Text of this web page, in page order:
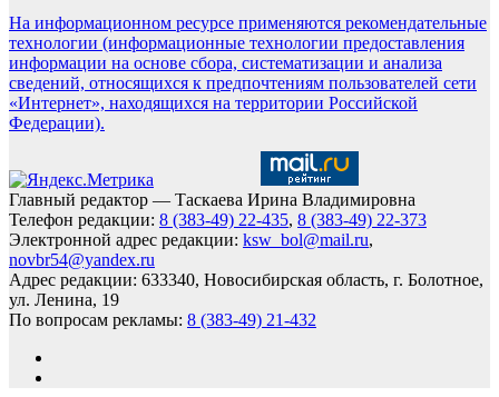
На информационном ресурсе применяются рекомендательные
технологии (информационные технологии предоставления
информации на основе сбора, систематизации и анализа
сведений, относящихся к предпочтениям пользователей сети
«Интернет», находящихся на территории Российской
Федерации).
Главный редактор — Таскаева Ирина Владимировна
Телефон редакции: 8 (383-49) 22-435, 8 (383-49) 22-373
Электронной адрес редакции: ksw_bol@mail.ru,
novbr54@yandex.ru
Адрес редакции: 633340, Новосибирская область, г. Болотное,
ул. Ленина, 19
По вопросам рекламы: 8 (383-49) 21-432